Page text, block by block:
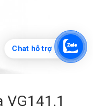
Chat hỗ trợ